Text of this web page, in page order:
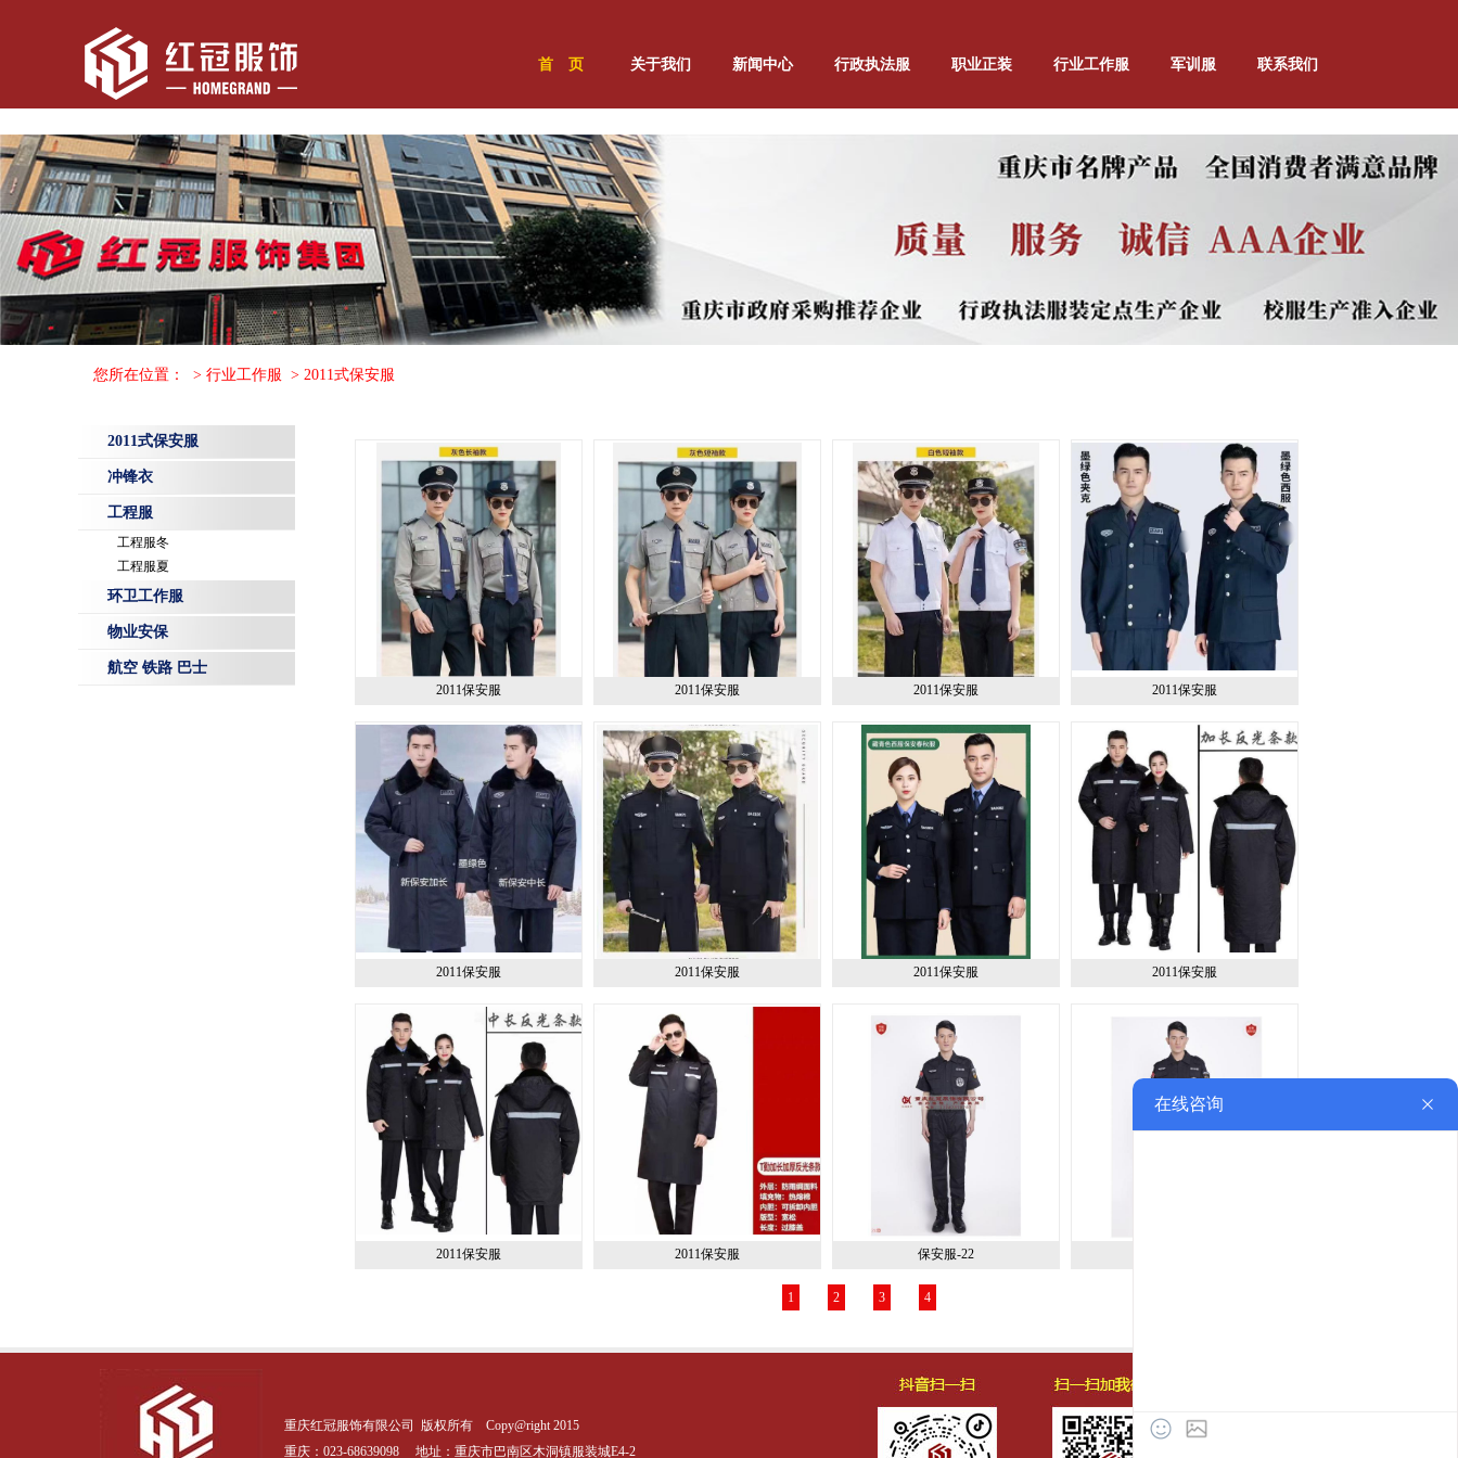
首 页 关于我们 新闻中心 行政执法服 职业正装 行业工作服 军训服 联系我们
您所在位置： > 行业工作服 > 2011式保安服
2011式保安服
冲锋衣
工程服
工程服冬
工程服夏
环卫工作服
物业安保
航空 铁路 巴士
2011保安服 2011保安服 2011保安服 2011保安服
2011保安服 2011保安服 2011保安服 2011保安服
2011保安服 2011保安服 保安服-22
1 2 3 4
重庆红冠服饰有限公司 版权所有 Copy@right 2015
重庆：023-68639098 地址： 重庆市巴南区木洞镇服装城E4-2